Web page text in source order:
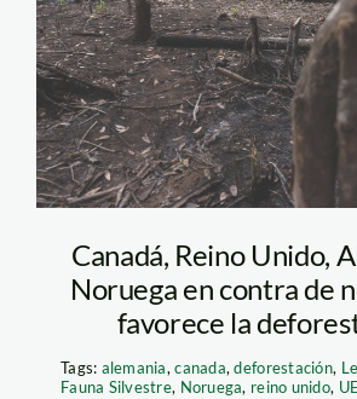
SPDA
Canadá, Reino Unido,
Noruega en contra de
favorece la
Tags: alemania,canada,deforestación,
Fauna Silvestre, Noruega, reino unido, UE